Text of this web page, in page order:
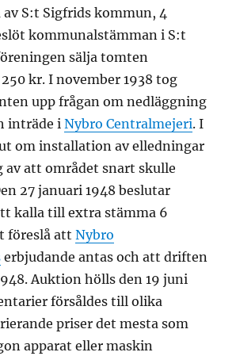
av S:t Sigfrids kommun, 4
kommunalstämman i S:t
sälja tomten
kr. I november 1938 tog
upp frågan om nedläggning
inträde iNybro Centralmejeri. I
om installation av elledningar
av att området snart skulle
27 januari 1948 beslutar
kalla till extra stämma 6
föreslå attNybro
erbjudande antas och att driften
Auktion hölls den 19 juni
försåldes till olika
priser det mesta som
apparat eller maskin